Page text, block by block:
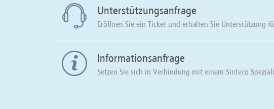
Unterstützungsanfrage
Eröffnen Sie ein Ticket und erhalten Sie Unterstützung
Informationsanfrage
Setzen Sie sich in Verbindung mit einem Sinteco